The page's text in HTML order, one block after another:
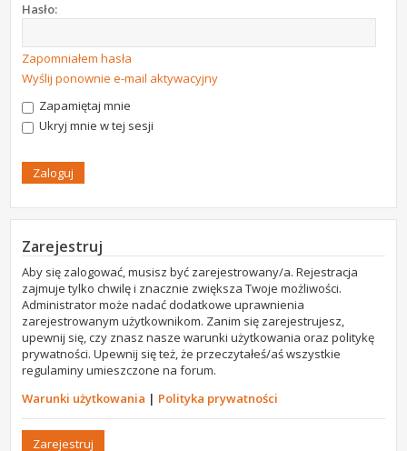
Hasło:
Zapomniałem hasła
Wyślij ponownie e-mail aktywacyjny
Zapamiętaj mnie
Ukryj mnie w tej sesji
Zarejestruj
Aby się zalogować, musisz być zarejestrowany/a. Rejestracja
zajmuje tylko chwilę i znacznie zwiększa Twoje możliwości.
Administrator może nadać dodatkowe uprawnienia
zarejestrowanym użytkownikom. Zanim się zarejestrujesz,
upewnij się, czy znasz nasze warunki użytkowania oraz politykę
prywatności. Upewnij się też, że przeczytałeś/aś wszystkie
regulaminy umieszczone na forum.
Warunki użytkowania | Polityka prywatności
Zarejestruj